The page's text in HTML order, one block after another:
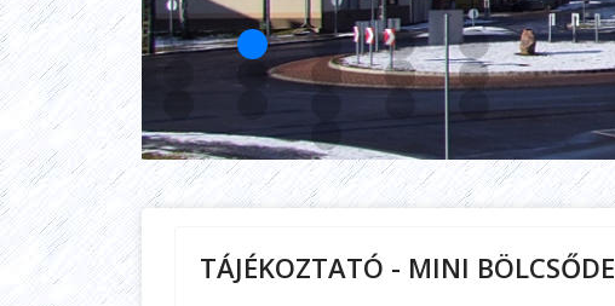
TÁJÉKOZTATÓ - MINI BÖLCSŐDE